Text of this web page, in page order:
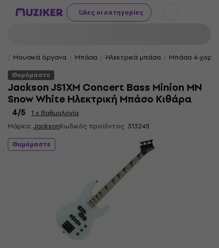
Όλες οι κατηγορίες
Μουσικά όργανα Μπάσα Ηλεκτρικά μπάσα
Μπάσα 4-
Θυμόμαστε
Jackson JS1XM Concert Bass Minion MN
Snow White Ηλεκτρική Μπάσο Κιθάρα
4/5
1 x βαθμολογία
Μάρκα: JacksonΚωδικός προϊόντος: 313245
Θυμόμαστε